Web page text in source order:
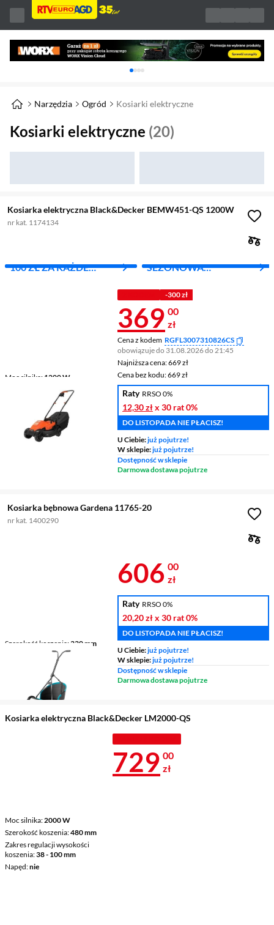
Karuzela z banerami, aktualny element 1 z
Narzędzia Ogród Kosiarki elektryczne
Kosiarki elektryczne (20)
Kosiarka elektryczna Black&Decker BEMW451-QS 1200W
nr kat. 1174134
100 ZŁ ZA KAŻDE
SEZONOWA
Moc silnika 1200 W
Zakres regulacji wysokości
23 - 63 mm
-300 zł
Cena 369 zł
369 00
zł
Cena z kodem RGFL3007310826CS
obowiązuje do 31.08.2026 do 21:45
Najniższa cena: 669 zł
Najniższa cena:669 zł
Cena bez kodu: 669 zł
Cena bez kodu:669 zł
Raty RRSO 0%
12,30 złx 30 rat0%
DO LISTOPADA NIE PŁACISZ!
U Ciebie:już pojutrze!
W sklepie:już pojutrze!
Dostępność w sklepie
Darmowa dostawa pojutrze
Kosiarka bębnowa Gardena 11765-20
nr kat. 1400290
Szerokość koszenia 330 mm
Zakres regulacji wysokości
12 - 42 mm
Cena 606 zł
606 00
zł
Raty RRSO 0%
20,20 złx 30 rat0%
DO LISTOPADA NIE PŁACISZ!
U Ciebie:już pojutrze!
W sklepie:już pojutrze!
Dostępność w sklepie
Darmowa dostawa pojutrze
Kosiarka elektryczna Black&Decker LM2000-QS
Moc silnika 2000 W
Szerokość koszenia 480 mm
Zakres regulacji wysokości
koszenia 38 - 100 mm
Napęd nie
Cena 729 zł
729 00
zł